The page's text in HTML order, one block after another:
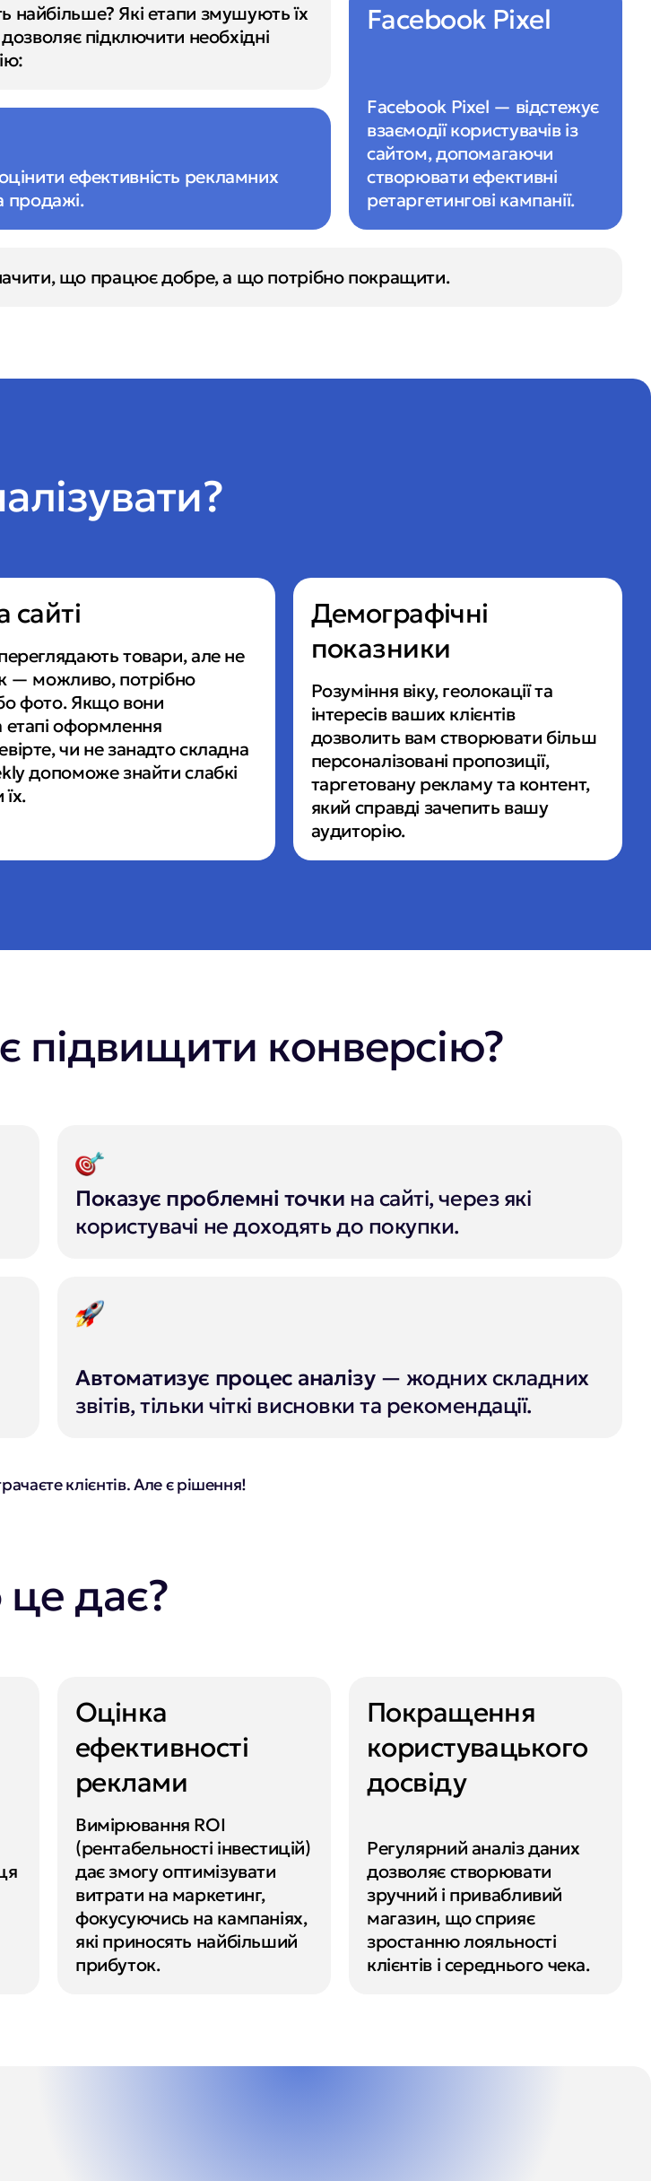
найбільше? Які етапи змушують їх
підключити необхідні
ефективність рекламних
продажі.
Facebook Pixel
Facebook Pixel — відстежує
взаємодії користувачів із
сайтом, допомагаючи
створювати ефективні
ретаргетингові кампанії.
що працює добре, а що потрібно покращити.
сайті
товари, але не
— можливо, потрібно
фото. Якщо вони
оформлення
чи не занадто складна
допоможе знайти слабкі
Демографічні
показники
Розуміння віку, геолокації та
інтересів ваших клієнтів
дозволить вам створювати більш
персоналізовані пропозиції,
таргетовану рекламу та контент,
який справді зачепить вашу
аудиторію.
підвищити конверсію?
Показує проблемні точки на сайті, через які
користувачі не доходять до покупки.
Автоматизує процес аналізу— жодних складних
звітів, тільки чіткі висновки та рекомендації.
клієнтів. Але є рішення!
дає?
Оцінка
ефективності
реклами
Вимірювання ROI
(рентабельності інвестицій)
дає змогу оптимізувати
витрати на маркетинг,
фокусуючись на кампаніях,
які приносять найбільший
прибуток.
Покращення
користувацького
досвіду
Регулярний аналіз даних
дозволяє створювати
зручний і привабливий
магазин, що сприяє
зростанню лояльності
клієнтів і середнього чека.